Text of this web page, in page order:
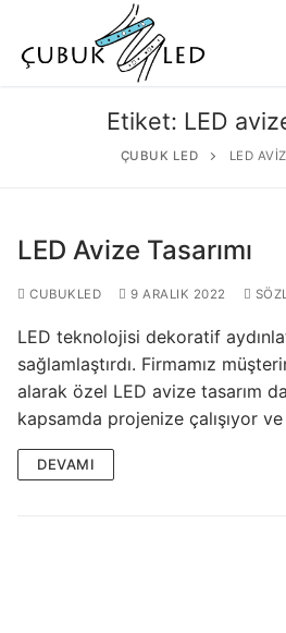
ÜRÜNLER
Etiket: LED
ÇUBUK LED LED
LED Avize Tasarımı
CUBUKLED 9 ARALIK 2022
LED teknolojisi dekoratif
sağlamlaştırdı. Firmamız
alarak özel LED avize tasarım
kapsamda projenize çalışıyor
DEVAMI